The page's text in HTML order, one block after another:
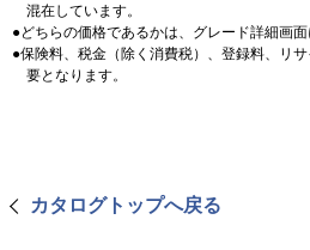
混在しています。
どちらの価格であるかは、グレード詳細画面
保険料、税金（除く消費税）、登録料、リ
要となります。
カタログトップへ戻る